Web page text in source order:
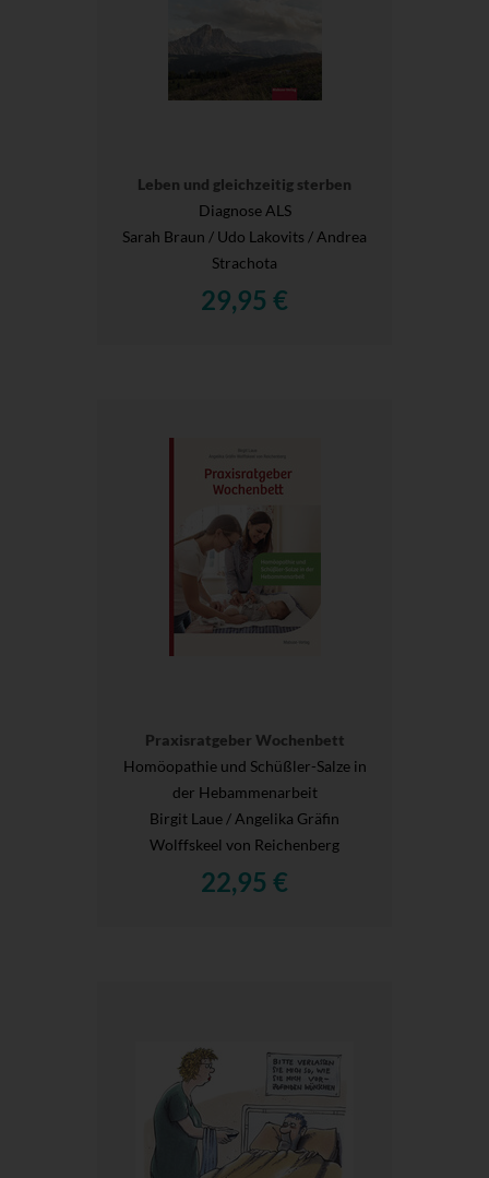
Leben und gleichzeitig sterben
Diagnose ALS
Sarah Braun / Udo Lakovits / Andrea
Strachota
29,95 €
Praxisratgeber Wochenbett
Homöopathie und Schüßler-Salze in
der Hebammenarbeit
Birgit Laue / Angelika Gräfin
Wolffskeel von Reichenberg
22,95 €